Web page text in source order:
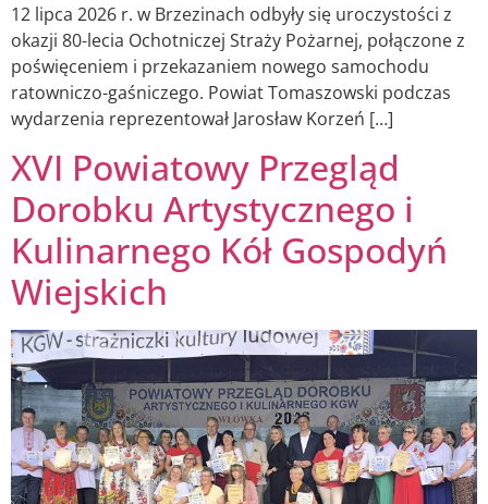
12 lipca 2026 r. w Brzezinach odbyły się uroczystości z
okazji 80-lecia Ochotniczej Straży Pożarnej, połączone z
poświęceniem i przekazaniem nowego samochodu
ratowniczo-gaśniczego. Powiat Tomaszowski podczas
wydarzenia reprezentował Jarosław Korzeń […]
XVI Powiatowy Przegląd
Dorobku Artystycznego i
Kulinarnego Kół Gospodyń
Wiejskich